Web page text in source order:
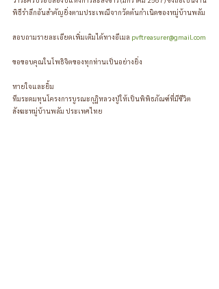
พิธีรำลึกอันสำคัญยิ่งตามประเพณีจากวัดต้นกำเนิดของหมู่บ้านพลัม
สอบถามรายละเอียดเพิ่มเติมได้ทางอีเมล pvftreasurer@gmail.com
ขอขอบคุณในโพธิจิตของทุกท่านเป็นอย่างยิ่ง
หายใจและยิ้ม
ทีมระดมทุนโครงการบูรณะกุฏิหลวงปู่ให้เป็นพิพิธภัณฑ์ที่มีชีวิต
สังฆะหมู่บ้านพลัม ประเทศไทย